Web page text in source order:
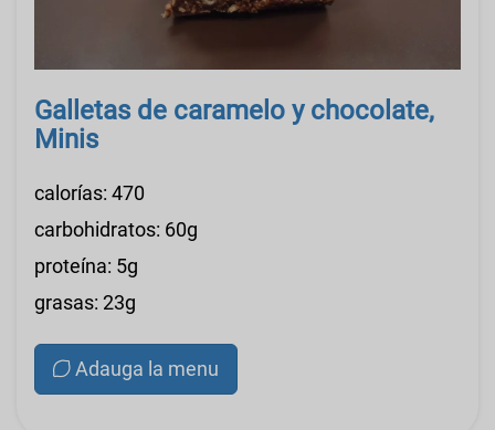
Galletas de caramelo y chocolate,
Minis
calorías: 470
carbohidratos: 60g
proteína: 5g
grasas: 23g
Adauga la menu